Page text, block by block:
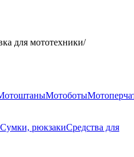
для мототехники/
Мотоботы
Сумки, рюкзакиСредства для